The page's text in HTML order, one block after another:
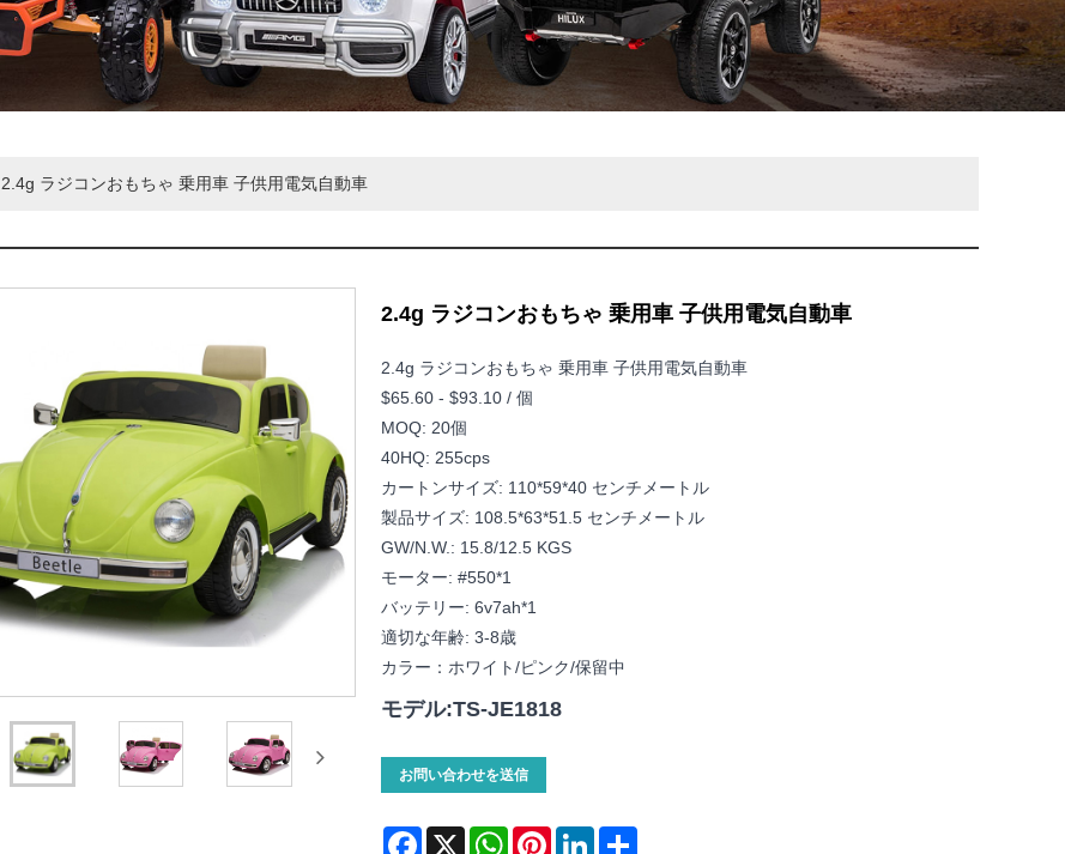
2.4g ラジコンおもちゃ 乗用車 子供用電気自動車
2.4g ラジコンおもちゃ 乗用車 子供用電気自動車
2.4g ラジコンおもちゃ 乗用車 子供用電気自動車
$65.60 - $93.10 / 個
MOQ: 20個
40HQ: 255cps
カートンサイズ: 110*59*40 センチメートル
製品サイズ: 108.5*63*51.5 センチメートル
GW/N.W.: 15.8/12.5 KGS
モーター: #550*1
バッテリー: 6v7ah*1
適切な年齢: 3-8歳
カラー：ホワイト/ピンク/保留中
モデル:TS-JE1818
お問い合わせを送信
Facebook
X WhatsAppPinterestLinkedInShare